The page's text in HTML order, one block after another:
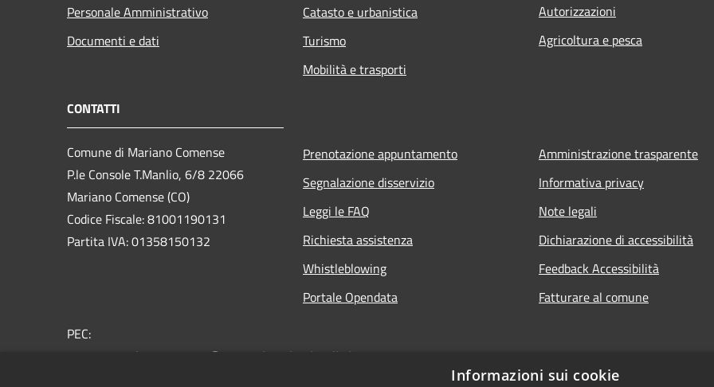
Personale Amministrativo
Documenti e dati
Catasto e urbanistica
Turismo
Mobilità e trasporti
Autorizzazioni
Agricoltura e pesca
CONTATTI
Comune di Mariano Comense
P.le Console T.Manlio, 6/8 22066
Mariano Comense (CO)
Codice Fiscale: 81001190131
Partita IVA: 01358150132
PEC:
comune.marianocomense@pec.regione.lombardia.it
Prenotazione appuntamento
Segnalazione disservizio
Leggi le FAQ
Richiesta assistenza
Whistleblowing
Portale Opendata
Amministrazione trasparente
Informativa privacy
Note legali
Dichiarazione di accessibilità
Feedback Accessibilità
Fatturare al comune
Informazioni sui cookie